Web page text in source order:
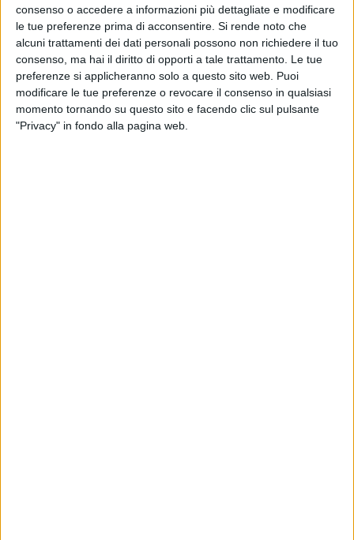
consenso o accedere a informazioni più dettagliate e modificare
le tue preferenze prima di acconsentire. Si rende noto che
alcuni trattamenti dei dati personali possono non richiedere il tuo
consenso, ma hai il diritto di opporti a tale trattamento. Le tue
preferenze si applicheranno solo a questo sito web. Puoi
modificare le tue preferenze o revocare il consenso in qualsiasi
momento tornando su questo sito e facendo clic sul pulsante
"Privacy" in fondo alla pagina web.
Cesare Cremonini: numero 1 in classifica sia
tra gli album sia tra i brani
Cremonini 2C2C The Best Of al top della Fimi, Al
telefono domina EarOne